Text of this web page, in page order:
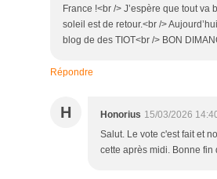
France !<br /> J’espère que tout va
soleil est de retour.<br />
blog de des TIOT<br /> BON
Répondre
H Honorius 15/03/2026
Salut. Le vote c'est fait et
cette après midi. Bonne fin